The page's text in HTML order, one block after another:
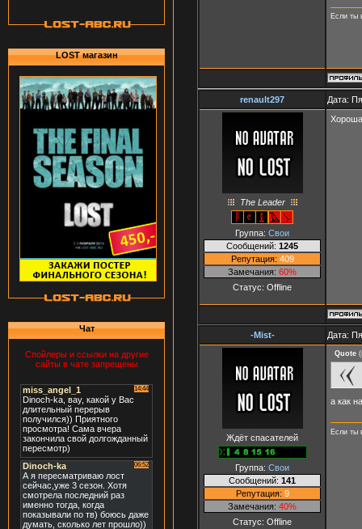
LOST магазин
Чат
Спойлеры и ссылки на другие
сайты в чате запрещены
Если ты
renault297 Дата:
The Leader
Группа: Свои
Сообщений: 1245
Репутация: 409
Замечания: 60%
Статус: Offline
-Mist- Дата:
Ждёт спасателей
Группа: Свои
Сообщений: 141
Репутация: 9
Замечания: 40%
Статус: Offline
Quote (
а как
Если ты